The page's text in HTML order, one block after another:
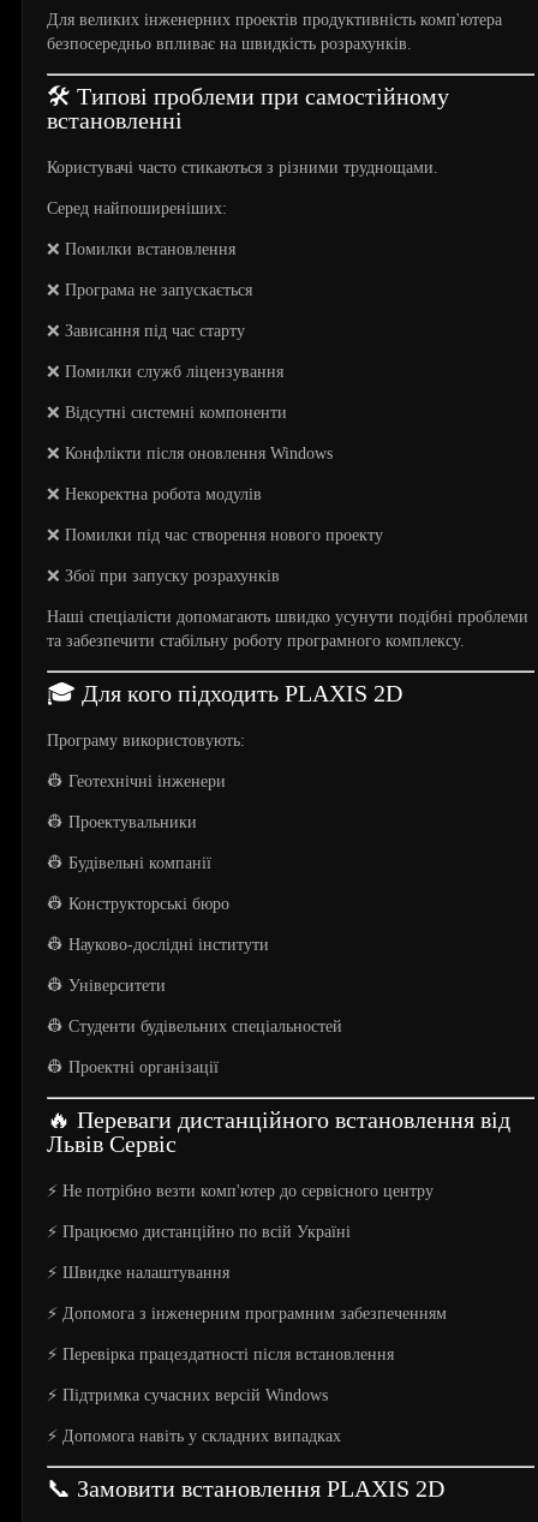
Для великих інженерних проектів продуктивність комп'ютера
безпосередньо впливає на швидкість розрахунків.
🛠️ Типові проблеми при самостійному
встановленні
Користувачі часто стикаються з різними труднощами.
Серед найпоширеніших:
❌ Помилки встановлення
❌ Програма не запускається
❌ Зависання під час старту
❌ Помилки служб ліцензування
❌ Відсутні системні компоненти
❌ Конфлікти після оновлення Windows
❌ Некоректна робота модулів
❌ Помилки під час створення нового проекту
❌ Збої при запуску розрахунків
Наші спеціалісти допомагають швидко усунути подібні проблеми
та забезпечити стабільну роботу програмного комплексу.
🎓 Для кого підходить PLAXIS 2D
Програму використовують:
👷 Геотехнічні інженери
👷 Проектувальники
👷 Будівельні компанії
👷 Конструкторські бюро
👷 Науково-дослідні інститути
👷 Університети
👷 Студенти будівельних спеціальностей
👷 Проектні організації
🔥 Переваги дистанційного встановлення від
Львів Сервіс
⚡ Не потрібно везти комп'ютер до сервісного центру
⚡ Працюємо дистанційно по всій Україні
⚡ Швидке налаштування
⚡ Допомога з інженерним програмним забезпеченням
⚡ Перевірка працездатності після встановлення
⚡ Підтримка сучасних версій Windows
⚡ Допомога навіть у складних випадках
📞 Замовити встановлення PLAXIS 2D